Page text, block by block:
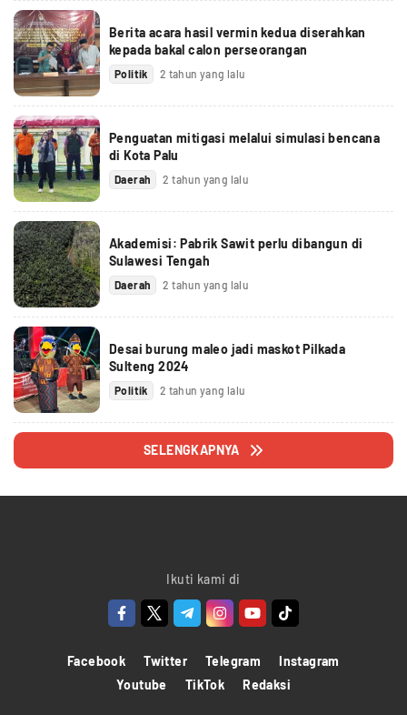
Berita acara hasil vermin kedua diserahkan
kepada bakal calon perseorangan
Politik 2 tahun yang lalu
Penguatan mitigasi melalui simulasi bencana
di Kota Palu
Daerah 2 tahun yang lalu
Akademisi: Pabrik Sawit perlu dibangun di
Sulawesi Tengah
Daerah 2 tahun yang lalu
Desai burung maleo jadi maskot Pilkada
Sulteng 2024
Politik 2 tahun yang lalu
SELENGKAPNYA
Ikuti kami di
Facebook Twitter Telegram
Instagram
Youtube
TikTok Redaksi